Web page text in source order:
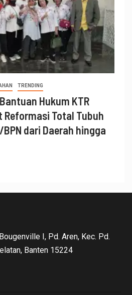
TRENDING
Hukum KTR
Total Tubuh
dari Daerah hingga
I, Pd. Aren, Kec. Pd.
Banten 15224